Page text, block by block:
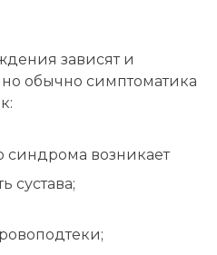
зависят и
обычно симптоматика
синдрома возникает
сустава;